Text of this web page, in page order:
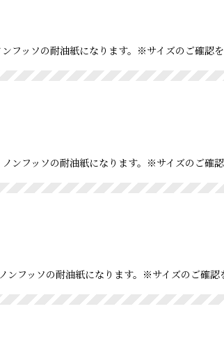
ッソの耐油紙になります。※サイズのご確認を
フッソの耐油紙になります。※サイズのご確認
ッソの耐油紙になります。※サイズのご確認